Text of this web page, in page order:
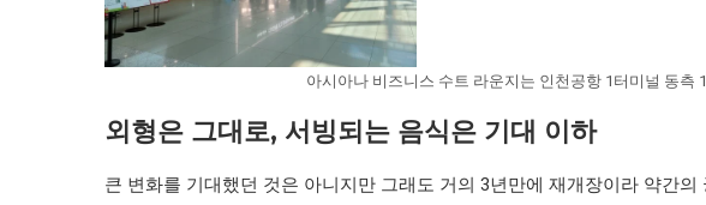
아시아나 비즈니스 수트 라운지는 인천공항 1터미널 동측
외형은 그대로, 서빙되는 음식은 기대 이하
큰 변화를 기대했던 것은 아니지만 그래도 거의 3년만에 재개장이라 약간